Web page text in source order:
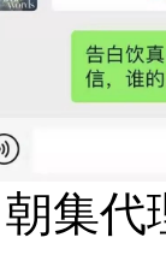
朝集代